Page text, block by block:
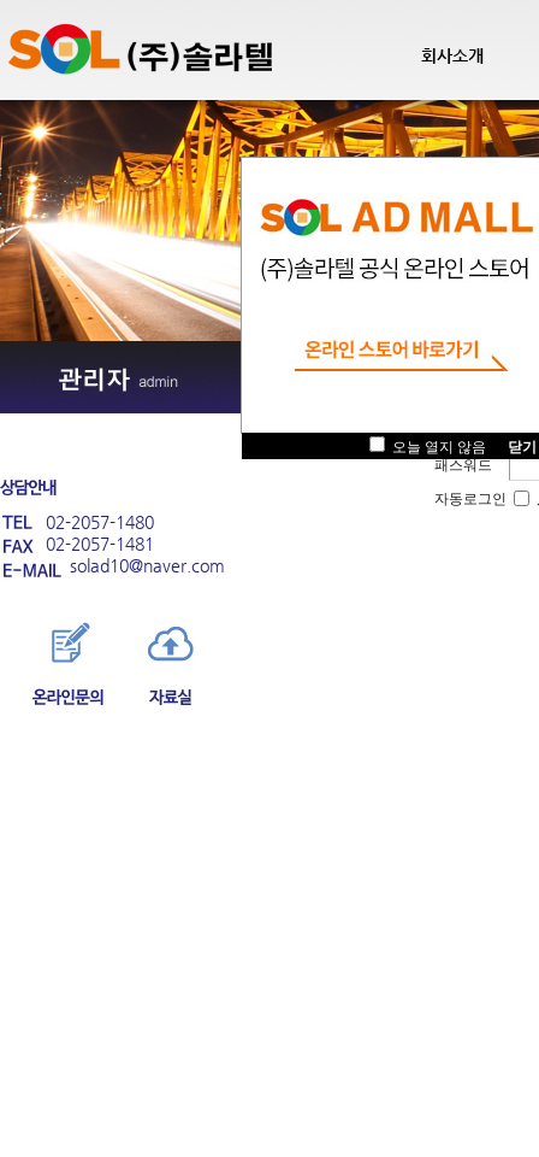
회사소개
. 오늘 열지 않음 닫기
02-2057-1480
02-2057-1481
solad10@naver.com
로그인
아이디
패스워드
자동로그인